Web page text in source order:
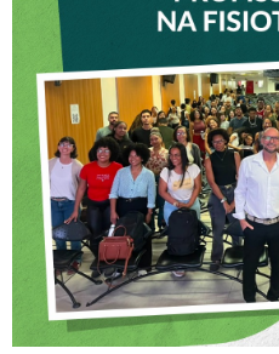
VICE-
CREFITO-7
OFICINA
POSTURA
NA